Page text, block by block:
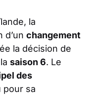
la
d’un changement
la décision de
saison 6. Le
des
pour sa